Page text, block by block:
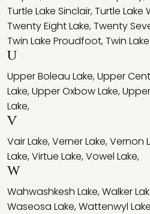
Turtle Lake Sinclair,Turtle Lake
Twenty Eight Lake,Twenty
Twin Lake Proudfoot,Twin
U
Upper Boleau Lake,Upper
Lake,Upper Oxbow Lake,
Lake,
V
Vair Lake,Verner Lake,Vernon
Lake,Virtue Lake,Vowel Lake,
W
Wahwashkesh Lake,Walker
Waseosa Lake,Wattenwyl Lake